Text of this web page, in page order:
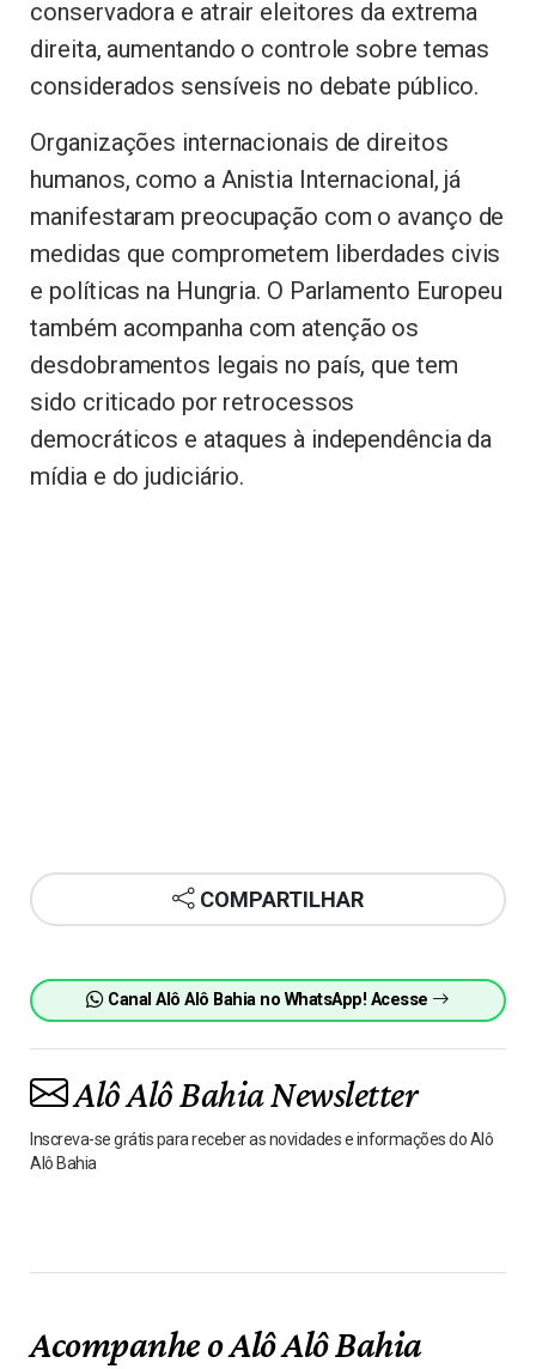
conservadora e atrair eleitores da extrema
direita, aumentando o controle sobre temas
considerados sensíveis no debate público.
Organizações internacionais de direitos
humanos, como a Anistia Internacional, já
manifestaram preocupação com o avanço de
medidas que comprometem liberdades civis
e políticas na Hungria. O Parlamento Europeu
também acompanha com atenção os
desdobramentos legais no país, que tem
sido criticado por retrocessos
democráticos e ataques à independência da
mídia e do judiciário.
COMPARTILHAR
Canal Alô Alô Bahia no WhatsApp! Acesse
Alô Alô Bahia Newsletter
Inscreva-se grátis para receber as novidades e informações do Alô
Alô Bahia
Acompanhe o Alô Alô Bahia